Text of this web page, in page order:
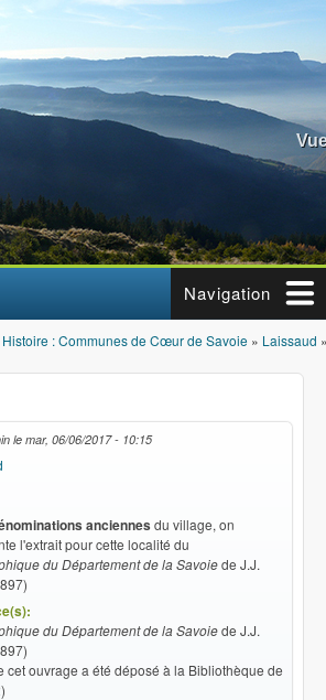
Aller au contenu principal
Navigation
ici
Histoire : Communes de Cœur de Savoie » Laissaud
le mar, 06/06/2017 - 10:15
anciennes du village, on
l'extrait pour cette localité du
du Département de la Savoiede J.J.
du Département de la Savoiede J.J.
cet ouvrage a été déposé à la Bibliothèque de